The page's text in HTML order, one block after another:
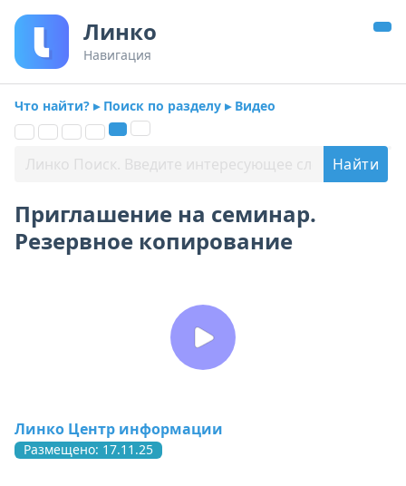
Линко
Навигация
Что найти? ▸ Поиск по разделу ▸ Видео
Приглашение на семинар.
Резервное копирование
Линко Центр информации
Размещено: 17.11.25